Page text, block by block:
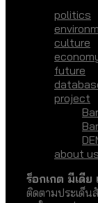
politics
culture
future
project
about us
ร็อกเกต มีเดีย
ติดตามประเด็